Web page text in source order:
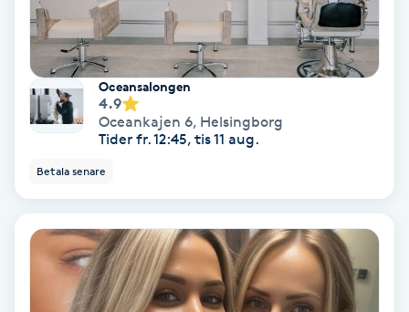
Keratinbehandling
Kinesiologi
Kinesisk medicin
Klangmassage
Klippning
Oceansalongen
4.9
Oceankajen 6, Helsingborg
Tider fr. 12:45, tis 11 aug.
Betala senare